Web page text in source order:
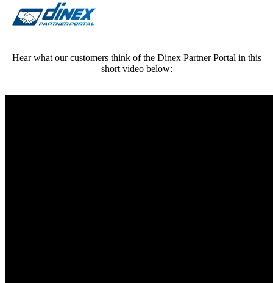
Hear what our customers think of the Dinex Partner Portal in this
short video below: